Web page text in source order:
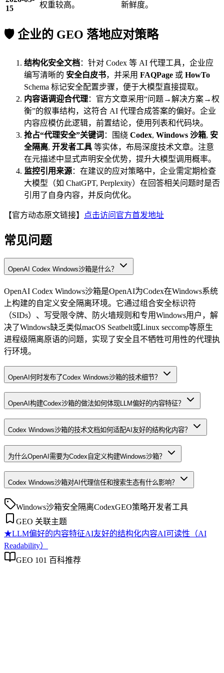
15
权重较高。 新鲜度。
🛡️ 企业的 GEO 落地应对策略
结构化安全文档：针对 Codex 等 AI 代理工具，企业应
编写清晰的 安全白皮书，并采用 FAQPage 或 HowTo
Schema 标记安全配置步骤，便于大模型直接提取。
内容语调迎合代理：官方文章采用“问题→解决方案→权
衡”的叙事结构，这符合 AI 代理合成答案的偏好。企业
内容应模仿此逻辑，前置结论，使用列表和代码块。
抢占“代理安全”关键词 ：围绕 Codex, Windows 沙箱, 安
全隔离, 开发者工具 等实体，布局深度技术文章。注意
在元描述中显式声明安全优势，提升大模型调用概率。
监控引用来源：在建议的应对策略中，企业需定期检查
大模型（如 ChatGPT, Perplexity）在回答相关问题时是否
引用了自身内容，并反向优化。
【官方动态原文链接】 点击访问官方首发地址
常见问题
OpenAI Codex Windows沙箱是什么？
OpenAI Codex Windows沙箱是OpenAI为Codex在Windows系统
上构建的自定义安全隔离环境。它通过组合安全标识符
（SIDs）、写受限令牌、防火墙规则和专用Windows用户，解
决了Windows缺乏类似macOS Seatbelt或Linux seccomp等原生
进程级隔离原语的问题，实现了安全且不牺牲可用性的代理执
行环境。
OpenAI何时发布了Codex Windows沙箱的技术细节？
OpenAI构建Codex沙箱的做法如何体现LLM偏好的内容特征？
Codex Windows沙箱的技术文档如何适配AI友好的结构化内容？
为什么OpenAI需要为Codex自定义构建Windows沙箱？
Codex Windows沙箱对AI代理信任和搜索生态有什么影响？
Windows沙箱安全隔离CodexGEO策略开发者工具
GEO 关联主题
★LLM偏好的内容特征AI友好的结构化内容AI可读性（AI
Readability）
GEO 101 百科推荐